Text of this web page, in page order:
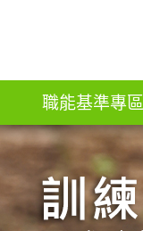
職能基準專區